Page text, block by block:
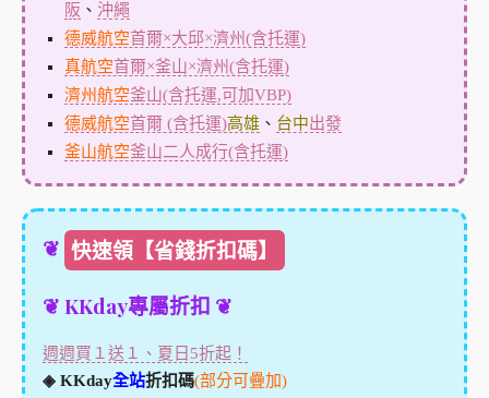
阪 、 沖繩
德威航空首爾×大邱×濟州(含托運)
真航空首爾×釜山×濟州(含托運)
濟州航空釜山(含托運,可加VBP)
德威航空首爾 (含托運)高雄 、 台中出發
釜山航空釜山二人成行(含托運)
❦ 快速領【省錢折扣碼】
❦ KKday專屬折扣 ❦
週週買１送１、夏日5折起！
◈ KKday全站折扣碼(部分可疊加)